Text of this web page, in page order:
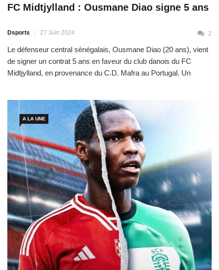
FC Midtjylland : Ousmane Diao signe 5 ans
Dsports 27 Juin 2024 2
Le défenseur central sénégalais, Ousmane Diao (20 ans), vient
de signer un contrat 5 ans en faveur du club danois du FC
Midtjylland, en provenance du C.D. Mafra au Portugal. Un
ne tarit d’ailleurs pas d’éloges sur Ousmane […]
A LA UNE